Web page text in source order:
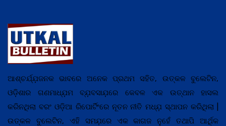
ଆଶ୍ଚର୍ଯ୍ଯ଼ଜନକ ଭାବରେ ଅନେକ ପ୍ରଥମ ସହିତ, ଉତ୍କଳ ବୁଲେଟିନ,
ଓଡ଼ିଶାର ଗଣମାଧ୍ଯ଼ମ ବ୍ଯ଼ବସାଯ଼ରେ କେବଳ ଏକ ଉତ୍ଥାନ ହାସଲ
କରିନଥିଲା ବରଂ ଓଡ଼ିଆ ରିପୋର୍ଟିଂରେ ନୂତନ ନୀତି ମଧ୍ଯ଼ ସ୍ଥାପନ କରିଥିଲା |
ଉତ୍କଳ ବୁଲେଟିନ, ଏହି ସମଯ଼ରେ ଏକ କାଗଜ ନୁହେଁ ତଥାପି ଆର୍ଥିକ